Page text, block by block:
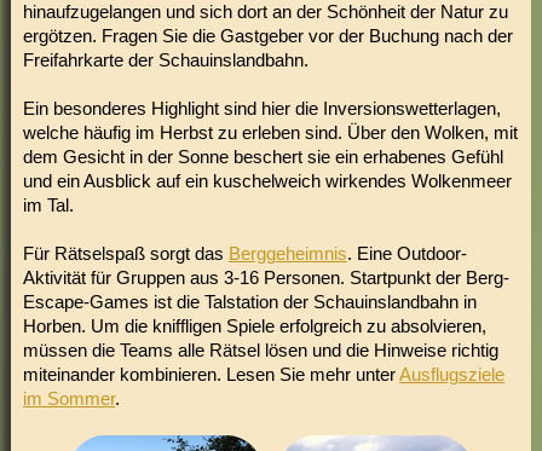
hinaufzugelangen und sich dort an der Schönheit der Natur zu
ergötzen. Fragen Sie die Gastgeber vor der Buchung nach der
Freifahrkarte der Schauinslandbahn.
Ein besonderes Highlight sind hier die Inversionswetterlagen,
welche häufig im Herbst zu erleben sind. Über den Wolken, mit
dem Gesicht in der Sonne beschert sie ein erhabenes Gefühl
und ein Ausblick auf ein kuschelweich wirkendes Wolkenmeer
im Tal.
Für Rätselspaß sorgt das Berggeheimnis. Eine Outdoor-
Aktivität für Gruppen aus 3-16 Personen. Startpunkt der Berg-
Escape-Games ist die Talstation der Schauinslandbahn in
Horben. Um die kniffligen Spiele erfolgreich zu absolvieren,
müssen die Teams alle Rätsel lösen und die Hinweise richtig
miteinander kombinieren. Lesen Sie mehr unterAusflugsziele
im Sommer.